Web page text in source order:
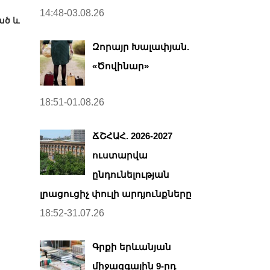
և
14:48-03.08.26
Զորայր Խալափյան.
«Ծովինար»
18:51-01.08.26
ՃՇՀԱՀ. 2026-2027
ուստարվա
ընդունելության
լրացուցիչ փուլի արդյունքները
18:52-31.07.26
Գրքի երևանյան
միջազգային 9-րդ